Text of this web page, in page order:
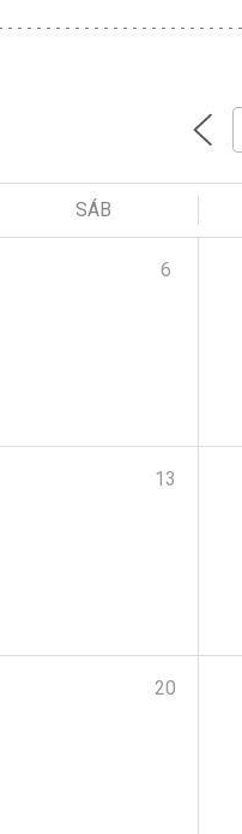
SÁB
6
13
20